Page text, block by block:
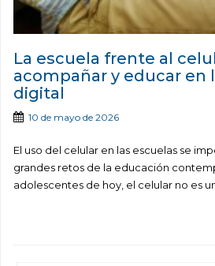
La escuela frente al
acompañar y educar en
digital
10 de mayo de 2026
El uso del celular en las escuelas se
grandes retos de la educación
adolescentes de hoy, el celular no es